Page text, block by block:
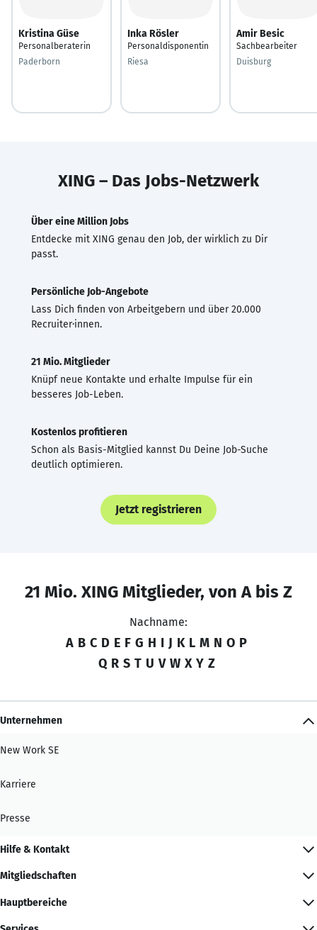
Kristina Güse
Personalberaterin
Paderborn
Inka Rösler
Personaldisponentin
Riesa
Amir Besic
Sachbearbeiter
Duisburg
XING – Das Jobs-Netzwerk
Über eine Million Jobs
Entdecke mit XING genau den Job, der wirklich zu Dir
passt.
Persönliche Job-Angebote
Lass Dich finden von Arbeitgebern und über 20.000
Recruiter·innen.
21 Mio. Mitglieder
Knüpf neue Kontakte und erhalte Impulse für ein
besseres Job-Leben.
Kostenlos profitieren
Schon als Basis-Mitglied kannst Du Deine Job-Suche
deutlich optimieren.
Jetzt registrieren
21 Mio. XING Mitglieder, von A bis Z
Nachname:
A B C D E F G H I J K L M N O P
Q R S T U V W X Y Z
Unternehmen
New Work SE
Karriere
Presse
Hilfe & Kontakt
Mitgliedschaften
Hauptbereiche